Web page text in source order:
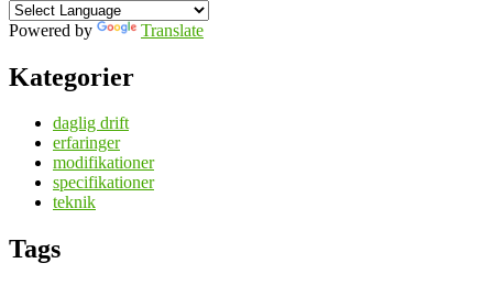
Powered by Translate
Kategorier
daglig drift
erfaringer
modifikationer
specifikationer
teknik
Tags